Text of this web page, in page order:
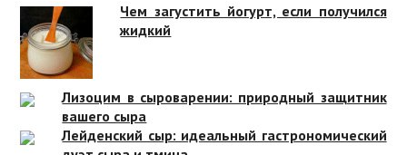
Чем загустить йогурт, если получился
жидкий
Лизоцим в сыроварении: природный защитник
вашего сыра
Лейденский сыр: идеальный гастрономический